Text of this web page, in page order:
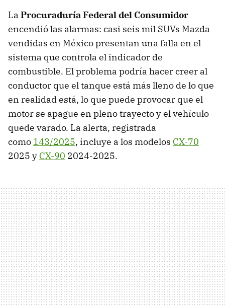
La Procuraduría Federal del Consumidor
encendió las alarmas: casi seis mil SUVs Mazda
vendidas en México presentan una falla en el
sistema que controla el indicador de
combustible. El problema podría hacer creer al
conductor que el tanque está más lleno de lo que
en realidad está, lo que puede provocar que el
motor se apague en pleno trayecto y el vehículo
quede varado. La alerta, registrada
como 143/2025, incluye a los modelos CX-70
2025 y CX-90 2024-2025.